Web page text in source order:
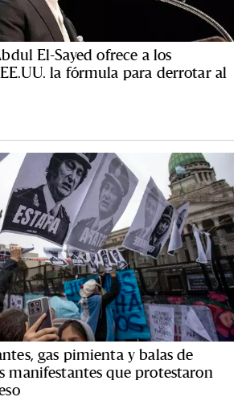
El-Sayed ofrece a los
la fórmula para derrotar al
gas pimienta y balas de
manifestantes que protestaron